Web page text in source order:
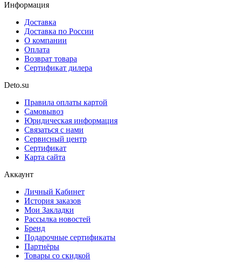
Информация
Доставка
Доставка по России
О компании
Оплата
Возврат товара
Сертификат дилера
Deto.su
Правила оплаты картой
Самовывоз
Юридическая информация
Связаться с нами
Сервисный центр
Сертификат
Карта сайта
Аккаунт
Личный Кабинет
История заказов
Мои Закладки
Рассылка новостей
Бренд
Подарочные сертификаты
Партнёры
Товары со скидкой